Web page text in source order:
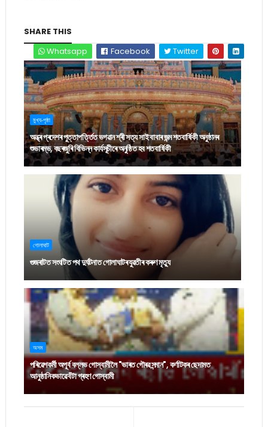
SHARE THIS
Whatsapp
Facebook Twitter
মুখ্য-পৃষ্ঠা
অন্ধ্ৰ প্ৰদেশৰ পুত্তাপৰ্ত্তিত ভগৱান শ্ৰী সত্য সাই বাবাৰ জন্ম শতবাৰ্ষিকী অনুষ্ঠানৰ
শুভাৰম্ভ, বছৰজুৰি বিভিন্ন কাৰ্যসূচীৰে অনুষ্ঠিত হব শতবাৰ্ষিকী
গোলাঘাট
গুজৰাটত সংঘটিত পথ দুৰ্ঘটনাত গোলাঘাটৰ যুৱতীৰ কৰুণ মৃত্যু
অসম
পৰিৱেশকৰ্মী অপূৰ্ব বল্লভ গোস্বামীলৈ "ভাৰত গৌৰৱ সন্মান", কৰ্ণাটকৰ ছেদামত
আনুষ্ঠানিকভাৱে বঁটা গ্ৰহণ গোস্বামী